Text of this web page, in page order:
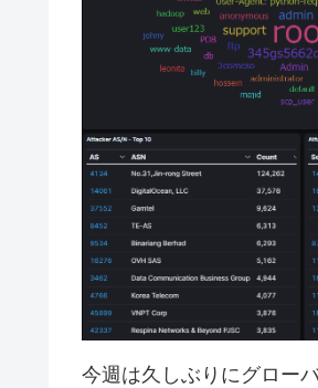
今週は久しぶりにグロー